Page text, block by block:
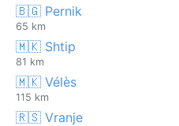
🇧🇬 Pernik
65 km
🇲🇰 Shtip
81 km
🇲🇰 Vélès
115 km
🇷🇸 Vranje